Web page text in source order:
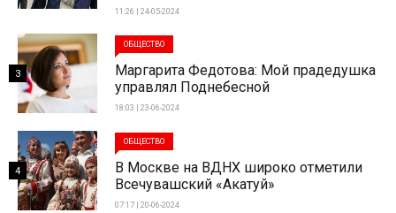
11:26 | 24-05-2024
ОБЩЕСТВО
Маргарита Федотова: Мой прадедушка
управлял Поднебесной
18:03 | 23-06-2024
3
ОБЩЕСТВО
В Москве на ВДНХ широко отметили
Всечувашский «Акатуй»
07:17 | 20-06-2024
4